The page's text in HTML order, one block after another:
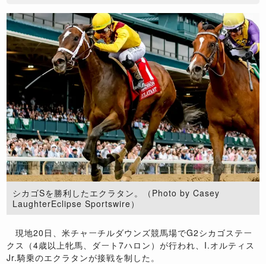
シカゴSを勝利したエクラタン。（Photo by Casey
LaughterEclipse Sportswire）
現地20 日、米チャーチルダウンズ競馬場でG2シカゴステー
クス（4歳以上牝馬、ダート7ハロン）が行われ、 I.オルティス
Jr.騎乗のエクラタンが接戦を制した。